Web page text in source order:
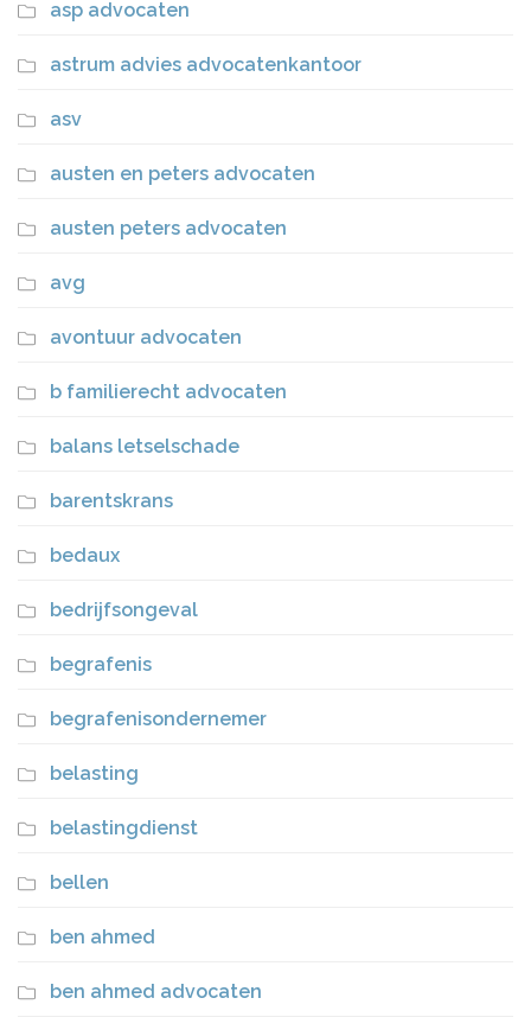
asp advocaten
astrum advies advocatenkantoor
asv
austen en peters advocaten
austen peters advocaten
avg
avontuur advocaten
b familierecht advocaten
balans letselschade
barentskrans
bedaux
bedrijfsongeval
begrafenis
begrafenisondernemer
belasting
belastingdienst
bellen
ben ahmed
ben ahmed advocaten